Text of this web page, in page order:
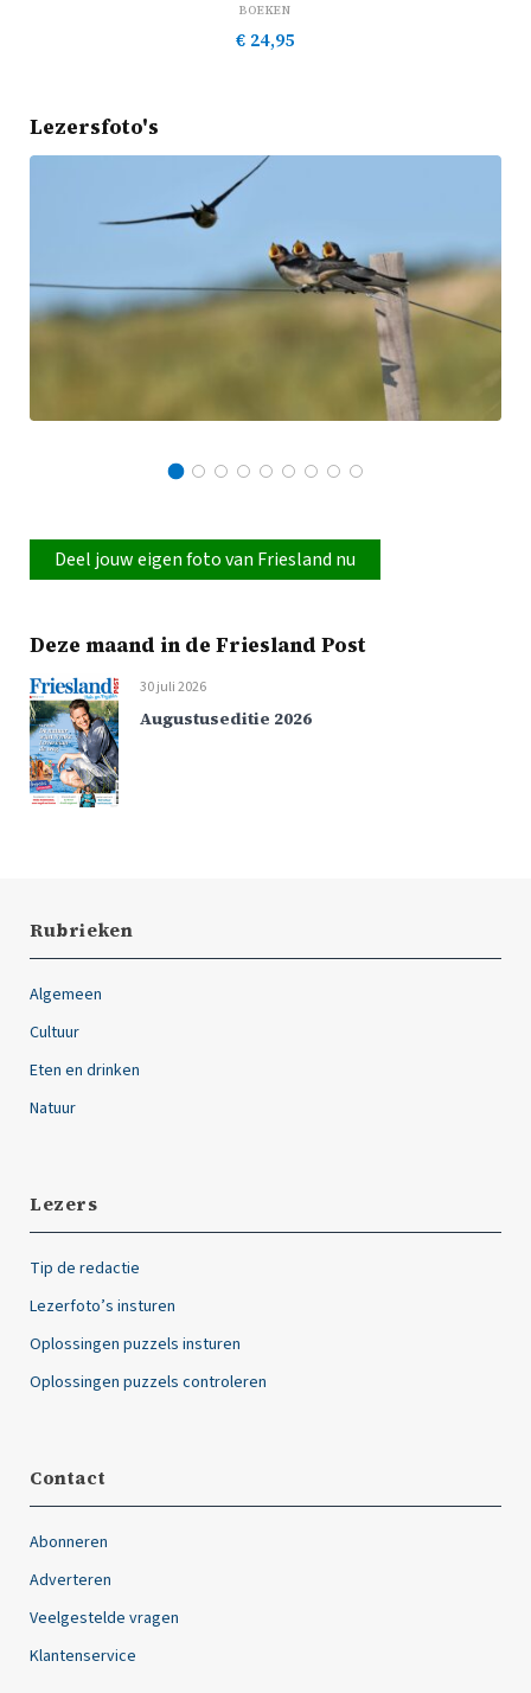
BOEKEN
€ 24,95
Lezersfoto's
Deel jouw eigen foto van Friesland nu
Deze maand in de Friesland Post
30 juli 2026
Augustuseditie 2026
Rubrieken
Algemeen
Cultuur
Eten en drinken
Natuur
Lezers
Tip de redactie
Lezerfoto’s insturen
Oplossingen puzzels insturen
Oplossingen puzzels controleren
Contact
Abonneren
Adverteren
Veelgestelde vragen
Klantenservice